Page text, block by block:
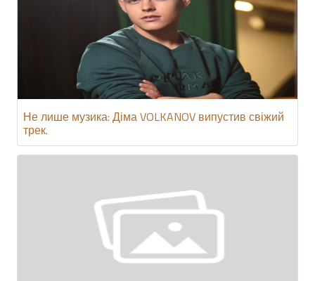
Не лише музика: Діма VOLKANOV випустив свіжий
трек.